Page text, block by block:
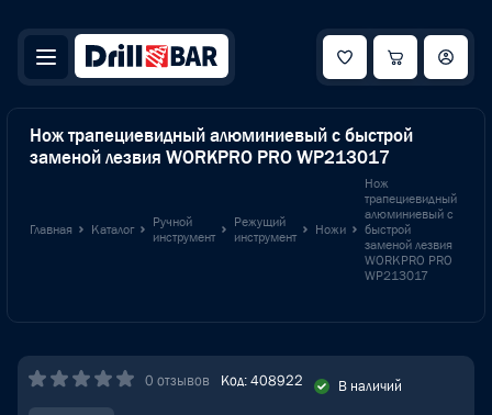
Нож трапециевидный алюминиевый с быстрой
заменой лезвия WORKPRO PRO WP213017
Главная Каталог
Ручной
инструмент
Режущий
инструмент
Ножи
Нож
трапециевидный
алюминиевый с
быстрой
заменой лезвия
WORKPRO PRO
WP213017
0 отзывов Код: 408922 В наличий